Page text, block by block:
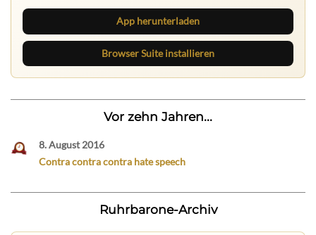
App herunterladen
Browser Suite installieren
Vor zehn Jahren...
8. August 2016
Contra contra contra hate speech
Ruhrbarone-Archiv